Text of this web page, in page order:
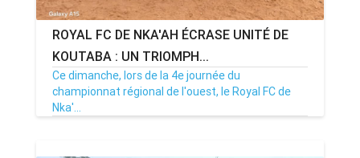
ROYAL FC DE NKA'AH ÉCRASE UNITÉ DE
KOUTABA : UN TRIOMPH...
Ce dimanche, lors de la 4e journée du
championnat régional de l'ouest, le Royal FC de
Nka'...